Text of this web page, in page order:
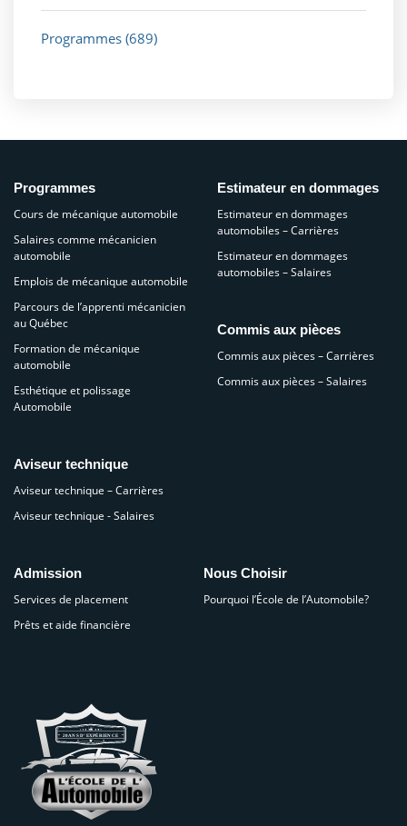
Programmes (689)
Programmes
Cours de mécanique automobile
Salaires comme mécanicien
automobile
Emplois de mécanique automobile
Parcours de l’apprenti mécanicien
au Québec
Formation de mécanique
automobile
Esthétique et polissage
Automobile
Aviseur technique
Aviseur technique – Carrières
Aviseur technique - Salaires
Estimateur en dommages
Estimateur en dommages
automobiles – Carrières
Estimateur en dommages
automobiles – Salaires
Commis aux pièces
Commis aux pièces – Carrières
Commis aux pièces – Salaires
Admission
Services de placement
Prêts et aide financière
Nous Choisir
Pourquoi l’École de l’Automobile?